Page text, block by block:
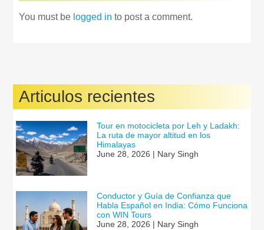
You must be logged in to post a comment.
Articulos recientes
Tour en motocicleta por Leh y Ladakh:
La ruta de mayor altitud en los
Himalayas
June 28, 2026 | Nary Singh
Conductor y Guía de Confianza que
Habla Español en India: Cómo Funciona
con WIN Tours
June 28, 2026 | Nary Singh